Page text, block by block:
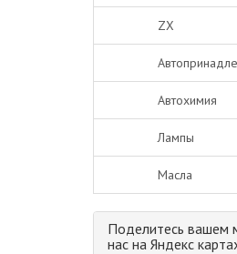
ZX
Автохимия
Лампы
Масла
Поделитесь вашем
нас на Яндекс